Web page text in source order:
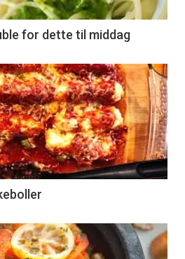
for dette til middag